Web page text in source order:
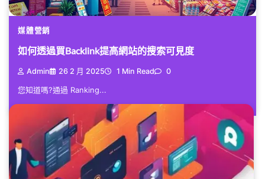
媒體營銷
如何透過買Backlink提高網站的搜索可見度
Admin 26 2 月 2025 1 Min Read 0
您知道嗎?通過 Ranking...